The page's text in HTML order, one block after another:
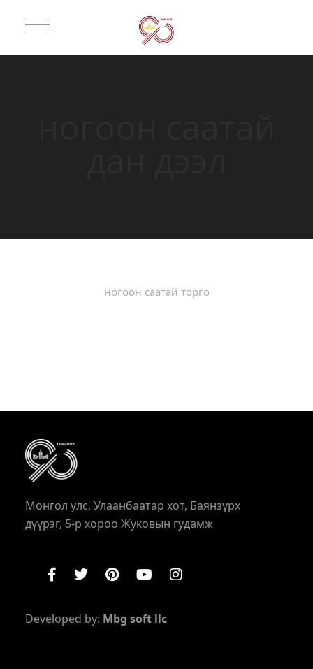
ногоон саатай торго
Монгол улс, Улаанбаатар хот, Баянзүрх
дүүрэг, 5-р хороо Жуковын гудамж
Developed by: Mbg soft llc